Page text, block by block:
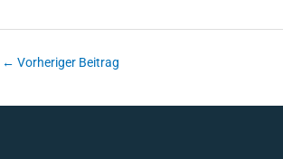
← Vorheriger Beitrag